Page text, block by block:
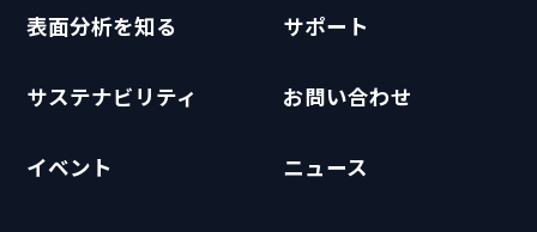
表面分析を知る サポート
サステナビリティ お問い合わせ
イベント ニュース